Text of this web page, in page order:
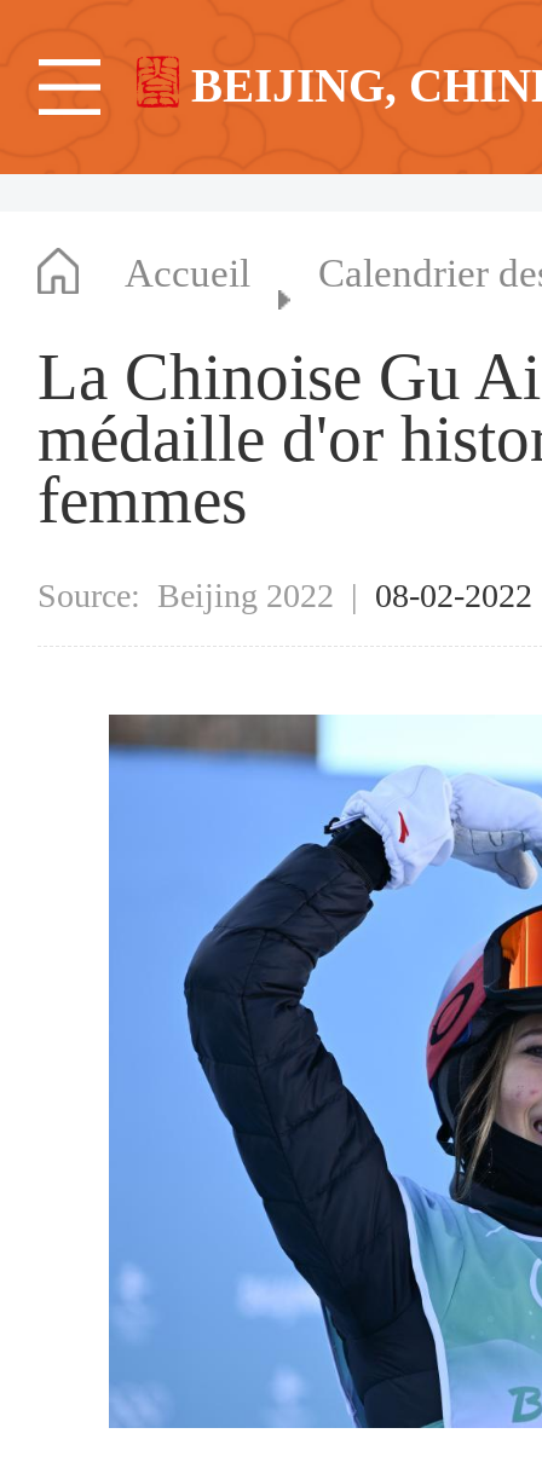
BEIJING,
Accueil Calendrier
La Chinoise Gu
médaille d'or
femmes
Source: Beijing 2022 | 08-02-